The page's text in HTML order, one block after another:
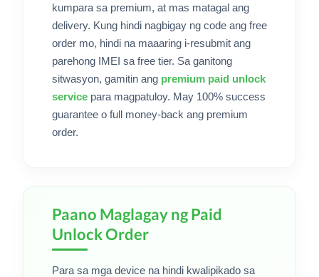
kumpara sa premium, at mas matagal ang
delivery. Kung hindi nagbigay ng code ang free
order mo, hindi na maaaring i-resubmit ang
parehong IMEI sa free tier. Sa ganitong
sitwasyon, gamitin ang premium paid unlock
service para magpatuloy. May 100% success
guarantee o full money-back ang premium
order.
Paano Maglagay ng Paid
Unlock Order
Para sa mga device na hindi kwalipikado sa